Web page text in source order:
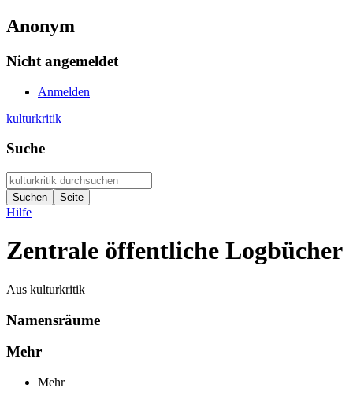
Anonym
Nicht angemeldet
Anmelden
kulturkritik
Suche
Hilfe
Zentrale öffentliche Logbücher
Aus kulturkritik
Namensräume
Mehr
Mehr